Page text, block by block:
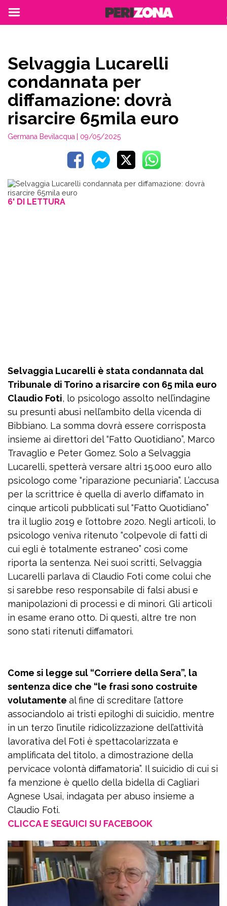
Selvaggia Lucarelli
condannata per
diffamazione: dovrà
risarcire 65mila euro
Germana Bevilacqua | 09/05/2025
6' DI LETTURA
Selvaggia Lucarelli è stata condannata dal
Tribunale di Torino a risarcire con 65 mila euro
Claudio Foti, lo psicologo assolto nell’indagine
su presunti abusi nell’ambito della vicenda di
Bibbiano. La somma dovrà essere corrisposta
insieme ai direttori del “Fatto Quotidiano”, Marco
Travaglio e Peter Gomez. Solo a Selvaggia
Lucarelli, spetterà versare altri 15.000 euro allo
psicologo come “riparazione pecuniaria”. L’accusa
per la scrittrice è quella di averlo diffamato in
cinque articoli pubblicati sul “Fatto Quotidiano”
tra il luglio 2019 e l’ottobre 2020. Negli articoli, lo
psicologo veniva ritenuto “colpevole di fatti di
cui egli è totalmente estraneo” così come
riporta la sentenza. Nei suoi scritti, Selvaggia
Lucarelli parlava di Claudio Foti come colui che
si sarebbe reso responsabile di falsi abusi e
manipolazioni di processi e di minori. Gli articoli
in esame erano otto. Di questi, altre tre non
sono stati ritenuti diffamatori.
Come si legge sul “Corriere della Sera”, la
sentenza dice che “le frasi sono costruite
volutamente al fine di screditare l’attore
associandolo ai tristi epiloghi di suicidio, mentre
in un terzo l’inutile ridicolizzazione dell’attività
lavorativa del Foti è spettacolarizzata e
amplificata del titolo, a dimostrazione della
pervicace volontà diffamatoria”. Il suicidio di cui si
fa menzione è quello della bidella di Cagliari
Agnese Usai, indagata per abuso insieme a
Claudio Foti.
CLICCA E SEGUICI SU FACEBOOK